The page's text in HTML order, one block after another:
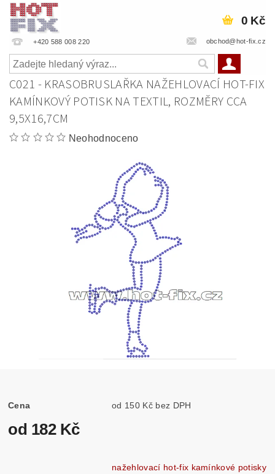
+420 588 008 220 obchod@hot-fix.cz
0 Kč
C021 - KRASOBRUSLAŘKA NAŽEHLOVACÍ HOT-FIX
KAMÍNKOVÝ POTISK NA TEXTIL, ROZMĚRY CCA
9,5X16,7CM
Neohodnoceno
Cena od 150 Kč bez DPH
od 182 Kč
nažehlovací hot-fix kamínkové potisky